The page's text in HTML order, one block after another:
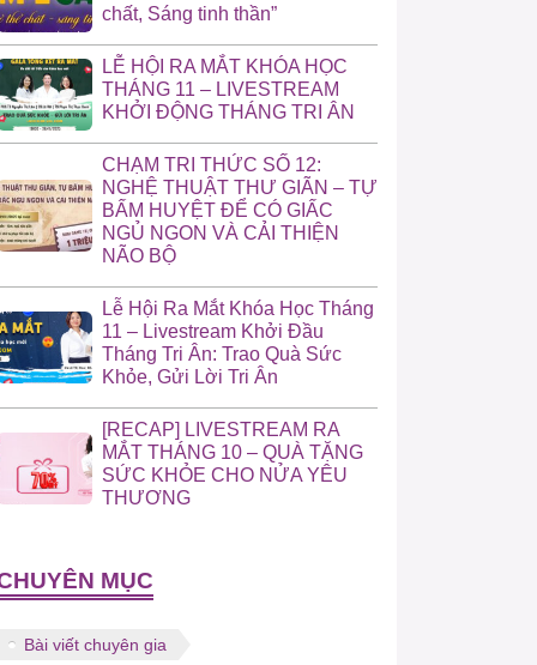
chất, Sáng tinh thần”
LỄ HỘI RA MẮT KHÓA HỌC
THÁNG 11 – LIVESTREAM
KHỞI ĐỘNG THÁNG TRI ÂN
CHẠM TRI THỨC SỐ 12:
NGHỆ THUẬT THƯ GIÃN – TỰ
BẤM HUYỆT ĐỂ CÓ GIẤC
NGỦ NGON VÀ CẢI THIỆN
NÃO BỘ
Lễ Hội Ra Mắt Khóa Học Tháng
11 – Livestream Khởi Đầu
Tháng Tri Ân: Trao Quà Sức
Khỏe, Gửi Lời Tri Ân
[RECAP] LIVESTREAM RA
MẮT THÁNG 10 – QUÀ TẶNG
SỨC KHỎE CHO NỬA YÊU
THƯƠNG
MỤC
Bài viết chuyên gia